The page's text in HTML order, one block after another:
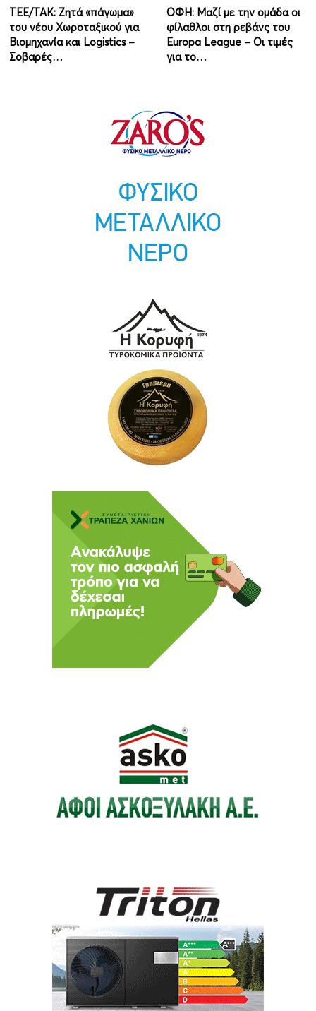
ΤΕΕ/ΤΑΚ: Ζητά «πάγωμα»
του νέου Χωροταξικού για
Βιομηχανία και Logistics –
Σοβαρές…
ΟΦΗ: Μαζί με την ομάδα οι
φίλαθλοι στη ρεβάνς του
Europa League – Οι τιμές
για το…